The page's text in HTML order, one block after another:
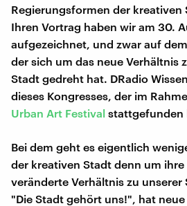
Regierungsformen der kreativen
Ihren Vortrag haben wir am 30.
aufgezeichnet, und zwar auf dem
der sich um das neue Verhältnis
Stadt gedreht hat. DRadio
dieses Kongresses, der im
Urban Art Festival stattgefunden
Bei dem geht es eigentlich
der kreativen Stadt denn um
veränderte Verhältnis zu unserer
"Die Stadt gehört uns!", hat